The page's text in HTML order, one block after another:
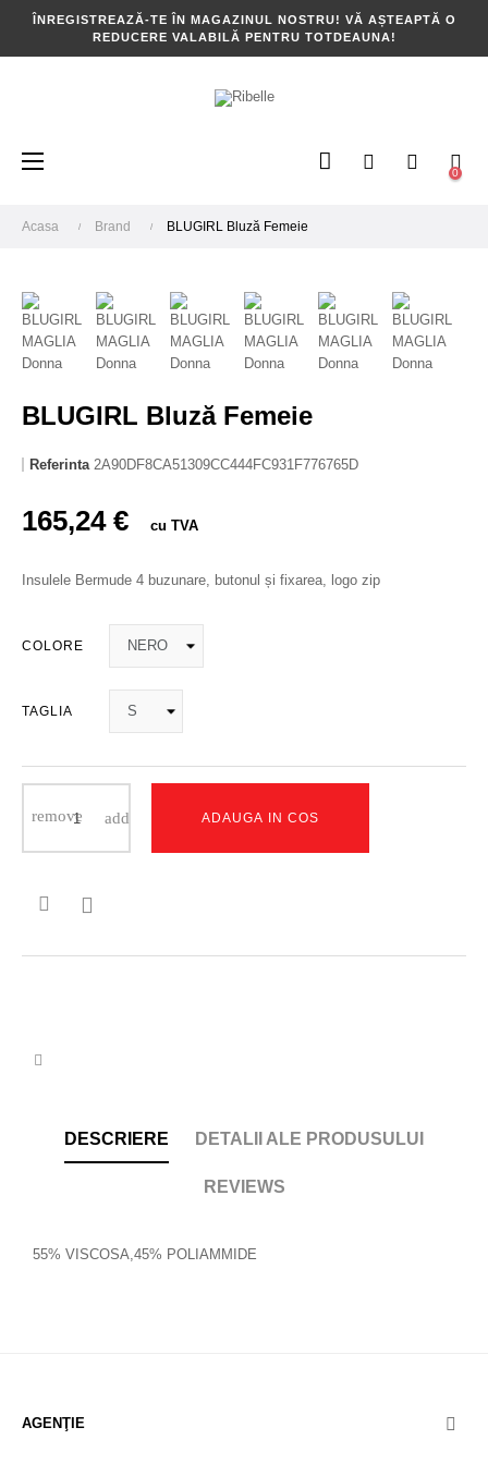
ÎNREGISTREAZĂ-TE ÎN MAGAZINUL NOSTRU! VĂ AȘTEAPTĂ O
REDUCERE VALABILĂ PENTRU TOTDEAUNA!
Toggle
☰ 0
Acasa Brand BLUGIRL Bluză Femeie
BLUGIRL Bluză Femeie
Referinta 2A90DF8CA51309CC444FC931F776765D
165,24 € cu TVA
Insulele Bermude 4 buzunare, butonul și fixarea, logo zip
COLORE
TAGLIA
ADAUGA IN COS

DESCRIERE DETALII ALE PRODUSULUI
REVIEWS
55% VISCOSA,45% POLIAMMIDE
AGENŢIE 